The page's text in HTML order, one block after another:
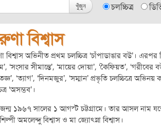
খুঁজুন চলচ্চিত্র
বিশ্বাস
বিশ্বাস অভিনীত প্রথম চলচ্চিত্র ‘চাঁপাডাঙার বউ’। এরপর
‘সংসার সীমান্তে’, ‘মায়ের দোয়া’, ‘কৈফিয়ত’, ‘গরীবের
‘ত্যাগ’, ‘দিনমজুর’, ‘সম্মান’ প্রভৃতি চলচ্চিত্রে
‘অসম্ভব’।
১৯৬৭ সালের ১ আগস্ট চট্টগ্রামে। তার আসল নাম
অমলেন্দু বিশ্বাস ও মা জ্যোৎস্না বিশ্বাস।